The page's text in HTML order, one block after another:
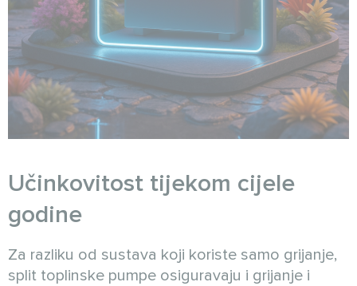
Učinkovitost tijekom cijele
godine
Za razliku od sustava koji koriste samo grijanje,
split toplinske pumpe osiguravaju i grijanje i